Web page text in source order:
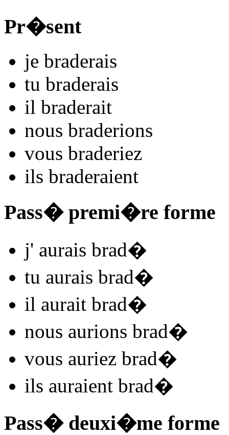
Pr�sent
je braderais
tu braderais
il braderait
nous braderions
vous braderiez
ils braderaient
Pass� premi�re forme
j' aurais brad�
tu aurais brad�
il aurait brad�
nous aurions brad�
vous auriez brad�
ils auraient brad�
Pass� deuxi�me forme